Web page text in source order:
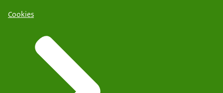
Cookies